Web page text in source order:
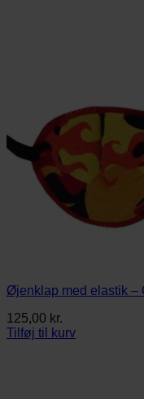
Øjenklap med elastik –
125,00 kr.
Tilføj til kurv